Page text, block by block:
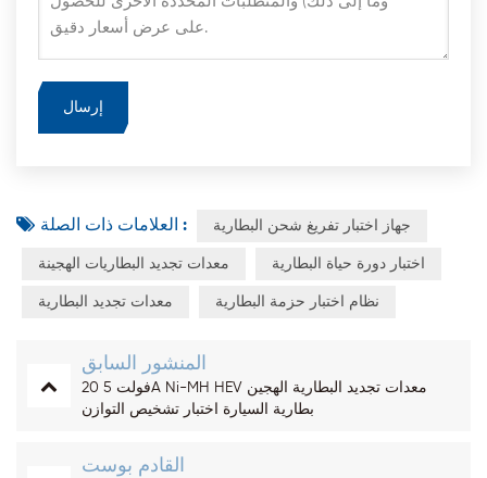
العلامات ذات الصلة : جهاز اختبار تفريغ شحن البطارية
معدات تجديد البطاريات الهجينة اختبار دورة حياة البطارية
معدات تجديد البطارية نظام اختبار حزمة البطارية
المنشور السابق
20 فولت 5A Ni-MH HEV معدات تجديد البطارية الهجين
بطارية السيارة اختبار تشخيص التوازن
القادم بوست